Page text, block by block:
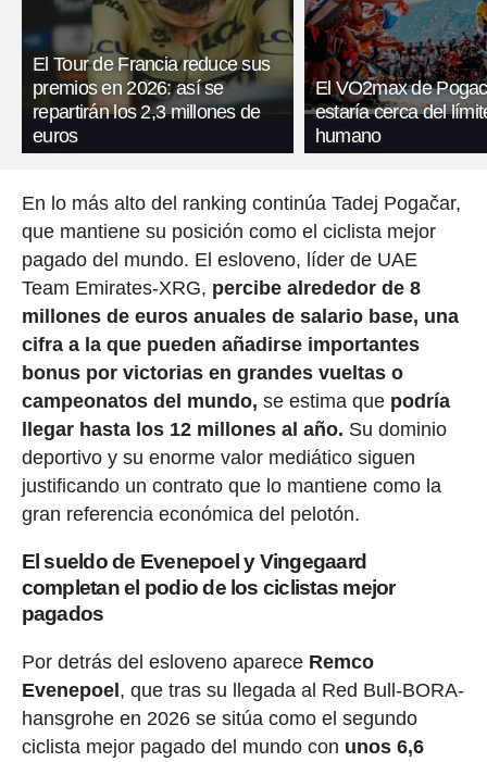
El Tour de Francia reduce sus
premios en 2026: así se
repartirán los 2,3 millones de
euros
El VO2max de
estaría cerca del
humano
En lo más alto del ranking continúa Tadej Pogačar,
que mantiene su posición como el ciclista mejor
pagado del mundo. El esloveno, líder de UAE
Team Emirates-XRG, percibe alrededor de 8
millones de euros anuales de salario base, una
cifra a la que pueden añadirse importantes
bonus por victorias en grandes vueltas o
campeonatos del mundo, se estima quepodría
llegar hasta los 12 millones al año. Su dominio
deportivo y su enorme valor mediático siguen
justificando un contrato que lo mantiene como la
gran referencia económica del pelotón.
El sueldo de Evenepoel y Vingegaard
completan el podio de los ciclistas mejor
pagados
Por detrás del esloveno aparece Remco
Evenepoel, que tras su llegada al Red Bull-BORA-
hansgrohe en 2026 se sitúa como el segundo
ciclista mejor pagado del mundo con unos 6,6